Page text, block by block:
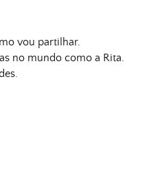
vou partilhar.
no mundo como a Rita.